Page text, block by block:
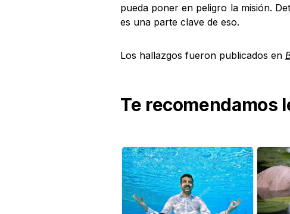
pueda poner en peligro la misión.
es una parte clave de eso.
Los hallazgos fueron publicados en
Te recomendamos